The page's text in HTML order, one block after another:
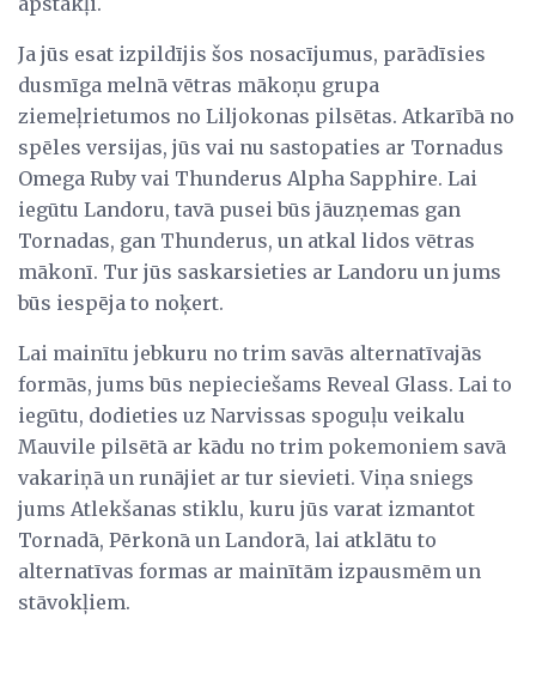
Ja jūs esat izpildījis šos nosacījumus, parādīsies
dusmīga melnā vētras mākoņu grupa
ziemeļrietumos no Liljokonas pilsētas. Atkarībā no
spēles versijas, jūs vai nu sastopaties ar Tornadus
Omega Ruby vai Thunderus Alpha Sapphire. Lai
iegūtu Landoru, tavā pusei būs jāuzņemas gan
Tornadas, gan Thunderus, un atkal lidos vētras
mākonī. Tur jūs saskarsieties ar Landoru un jums
būs iespēja to noķert.
Lai mainītu jebkuru no trim savās alternatīvajās
formās, jums būs nepieciešams Reveal Glass. Lai to
iegūtu, dodieties uz Narvissas spoguļu veikalu
Mauvile pilsētā ar kādu no trim pokemoniem savā
vakariņā un runājiet ar tur sievieti. Viņa sniegs
jums Atlekšanas stiklu, kuru jūs varat izmantot
Tornadā, Pērkonā un Landorā, lai atklātu to
alternatīvas formas ar mainītām izpausmēm un
stāvokļiem.